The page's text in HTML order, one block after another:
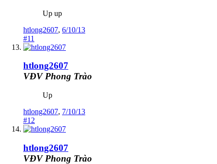
Up up
htlong2607, 6/10/13
#11
htlong2607
VĐV Phong Trào
Up
htlong2607, 7/10/13
#12
htlong2607
VĐV Phong Trào